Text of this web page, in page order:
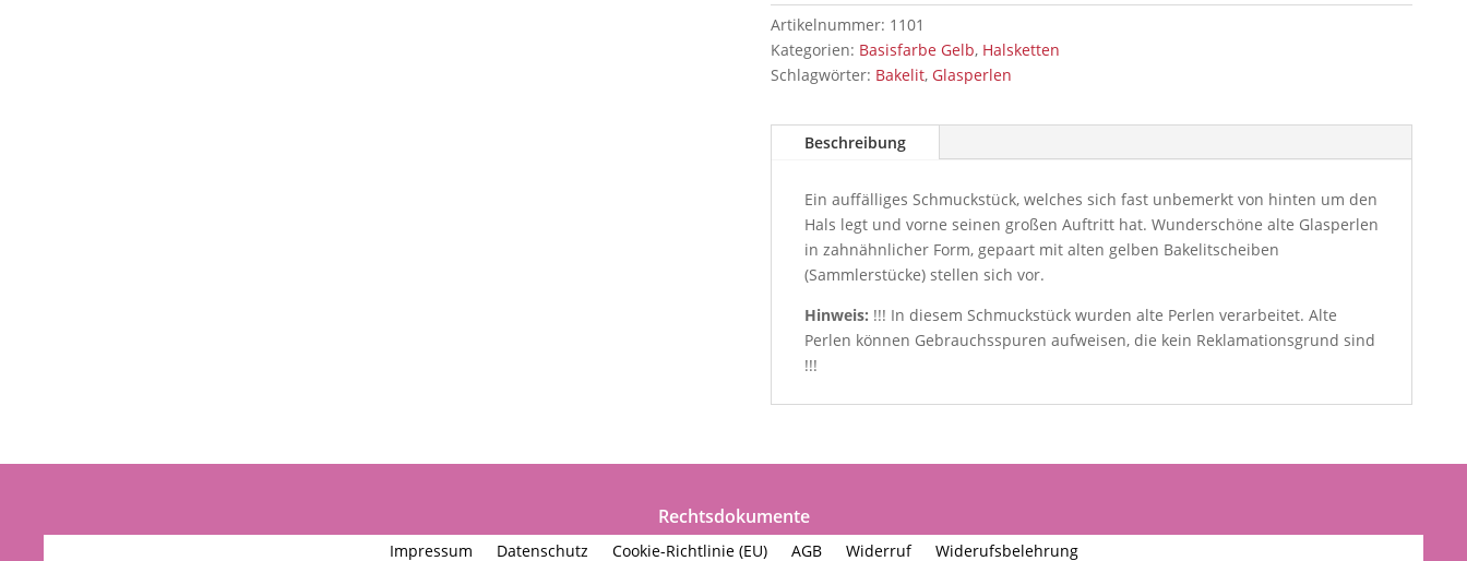
Artikelnummer: 1101
Kategorien: Basisfarbe Gelb, Halsketten
Schlagwörter: Bakelit,Glasperlen
Beschreibung
Ein auffälliges Schmuckstück, welches sich fast unbemerkt von hinten um den
Hals legt und vorne seinen großen Auftritt hat. Wunderschöne alte Glasperlen
in zahnähnlicher Form, gepaart mit alten gelben Bakelitscheiben
(Sammlerstücke) stellen sich vor.
Hinweis: !!! In diesem Schmuckstück wurden alte Perlen verarbeitet. Alte
Perlen können Gebrauchsspuren aufweisen, die kein Reklamationsgrund sind
!!!
Rechtsdokumente
Impressum Datenschutz Cookie-Richtlinie (EU) AGB Widerruf Widerufsbelehrung